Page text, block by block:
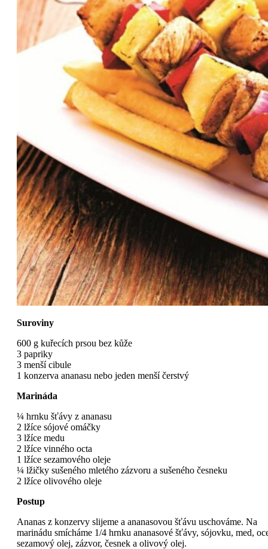
Suroviny
600 g kuřecích prsou bez kůže
3 papriky
3 menší cibule
1 konzerva ananasu nebo jeden menší čerstvý
Marináda
¼ hrnku šťávy z ananasu
2 lžíce sójové omáčky
3 lžíce medu
2 lžíce vinného octa
1 lžíce sezamového oleje
¼ lžičky sušeného mletého zázvoru a sušeného česneku
2 lžíce olivového oleje
Postup
Ananas z konzervy slijeme a ananasovou šťávu uschováme. Na
marinádu smícháme 1/4 hrnku ananasové šťávy, sójovku, med,
sezamový olej, zázvor, česnek a olivový olej.